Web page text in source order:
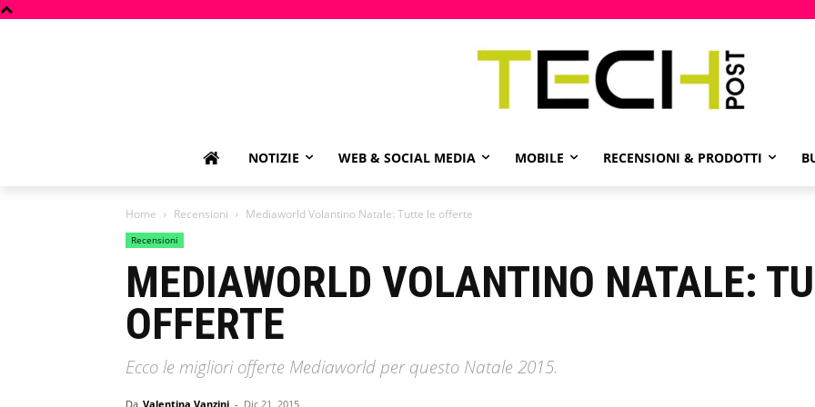
NOTIZIE WEB & SOCIAL MEDIA MOBILE RECENSIONI & PRODOTTI
Home Recensioni Mediaworld Volantino Natale: Tutte le offerte
Recensioni
MEDIAWORLD VOLANTINO NATALE:
OFFERTE
Ecco le migliori offerte Mediaworld per questo Natale 2015.
Da Valentina Vanzini - Dic 21, 2015